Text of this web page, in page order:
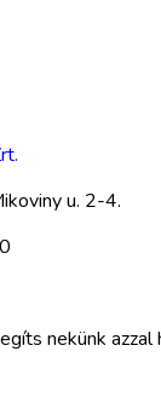
u. 2-4.
nekünk azzal